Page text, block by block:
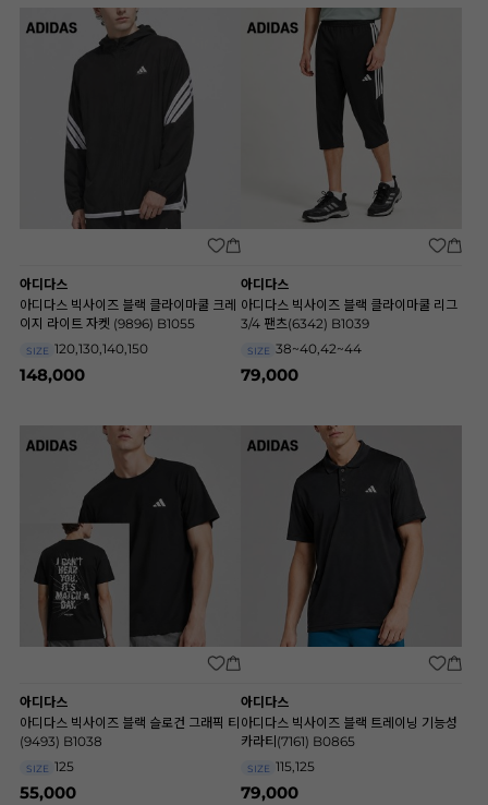
아디다스
아디다스 빅사이즈 블랙 클라이마쿨 크레
이지 라이트 자켓 (9896) B1055
SIZE 120,130,140,150
148,000
아디다스
아디다스 빅사이즈 블랙 클라이마쿨 리그
3/4 팬츠(6342) B1039
SIZE 38~40,42~44
79,000
아디다스
아디다스 빅사이즈 블랙 슬로건 그래픽 티
(9493) B1038
SIZE 125
55,000
아디다스
아디다스 빅사이즈 블랙 트레이닝 기능성
카라티(7161) B0865
SIZE 115,125
79,000